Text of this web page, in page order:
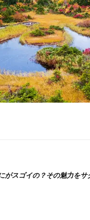
がスゴイの？その魅力をサ